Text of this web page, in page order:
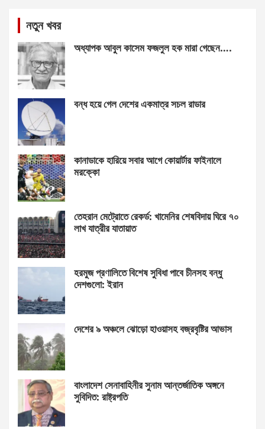
নতুন খবর
অধ্যাপক আবুল কাসেম ফজলুল হক মারা গেছেন….
বন্ধ হয়ে গেল দেশের একমাত্র সচল রাডার
কানাডাকে হারিয়ে সবার আগে কোয়ার্টার ফাইনালে
মরক্কো
তেহরান মেট্রোতে রেকর্ড: খামেনির শেষবিদায় ঘিরে ৭০
লাখ যাত্রীর যাতায়াত
হরমুজ প্রণালিতে বিশেষ সুবিধা পাবে চীনসহ বন্ধু
দেশগুলো: ইরান
দেশের ৯ অঞ্চলে ঝোড়ো হাওয়াসহ বজ্রবৃষ্টির আভাস
বাংলাদেশ সেনাবাহিনীর সুনাম আন্তর্জাতিক অঙ্গনে
সুবিদিত: রাষ্ট্রপতি